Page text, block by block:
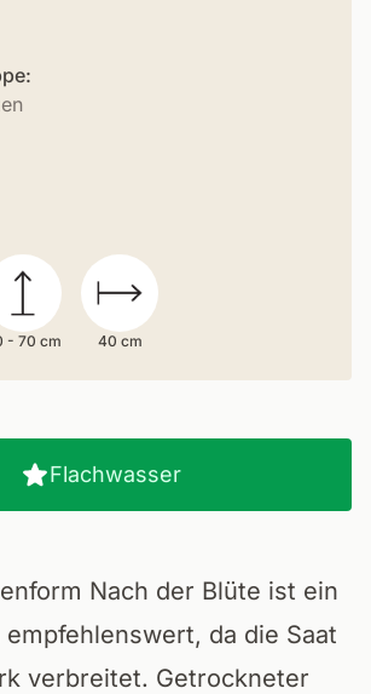
- 70 cm 40 cm
Flachwasser
Nach der Blüte ist ein
da die Saat
verbreitet. Getrockneter